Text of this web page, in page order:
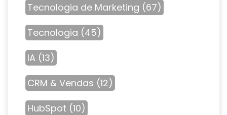
Tecnologia de Marketing (67)
Tecnologia (45)
IA (13)
CRM & Vendas (12)
HubSpot (10)